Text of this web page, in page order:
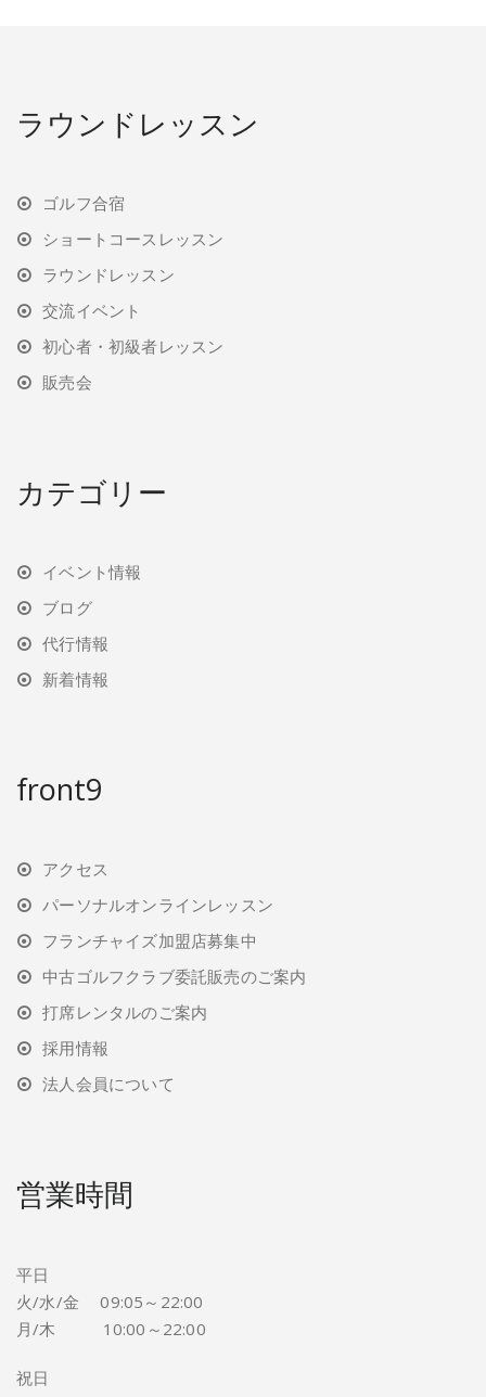
ラウンドレッスン
ゴルフ合宿
ショートコースレッスン
ラウンドレッスン
交流イベント
初心者・初級者レッスン
販売会
カテゴリー
イベント情報
ブログ
代行情報
新着情報
front9
アクセス
パーソナルオンラインレッスン
フランチャイズ加盟店募集中
中古ゴルフクラブ委託販売のご案内
打席レンタルのご案内
採用情報
法人会員について
営業時間
平日
火/水/金 09:05～22:00
月/木 10:00～22:00
祝日